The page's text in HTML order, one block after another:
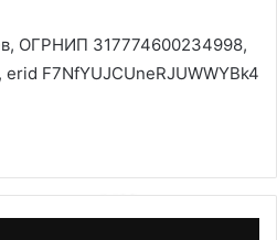
ОГРНИП 317774600234998,
F7NfYUJCUneRJUWWYBk4